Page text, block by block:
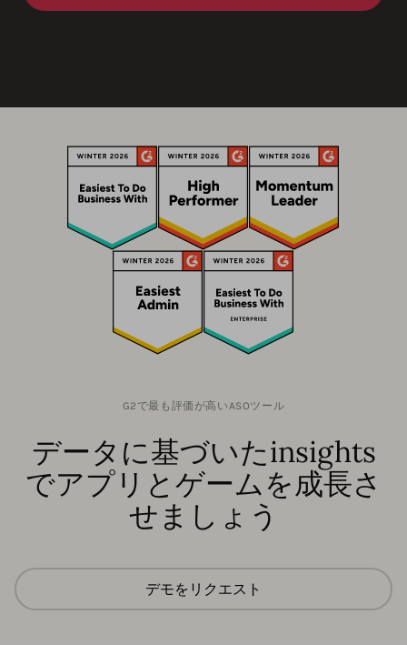
G2で最も評価が高いASOツール
データに基づいたinsights
でアプリとゲームを成長さ
せましょう
デモをリクエスト